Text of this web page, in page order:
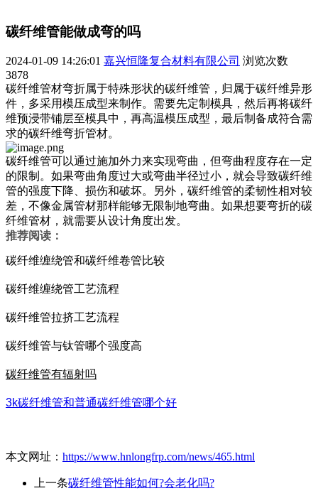
碳纤维管能做成弯的吗
2024-01-09 14:26:01 嘉兴恒隆复合材料有限公司 浏览次数
3878
碳纤维管材弯折属于特殊形状的碳纤维管，归属于碳纤维异形
件，多采用模压成型来制作。需要先定制模具，然后再将碳纤
维预浸带铺层至模具中，再高温模压成型，最后制备成符合需
求的碳纤维弯折管材。
碳纤维管可以通过施加外力来实现弯曲，但弯曲程度存在一定
的限制。如果弯曲角度过大或弯曲半径过小，就会导致碳纤维
管的强度下降、损伤和破坏。另外，碳纤维管的柔韧性相对较
差，不像金属管材那样能够无限制地弯曲。如果想要弯折的碳
纤维管材，就需要从设计角度出发。
推荐阅读：
碳纤维缠绕管和碳纤维卷管比较
碳纤维缠绕管工艺流程
碳纤维管拉挤工艺流程
碳纤维管与钛管哪个强度高
碳纤维管有辐射吗
3k碳纤维管和普通碳纤维管哪个好
本文网址： https://www.hnlongfrp.com/news/465.html
上一条碳纤维管性能如何?会老化吗?